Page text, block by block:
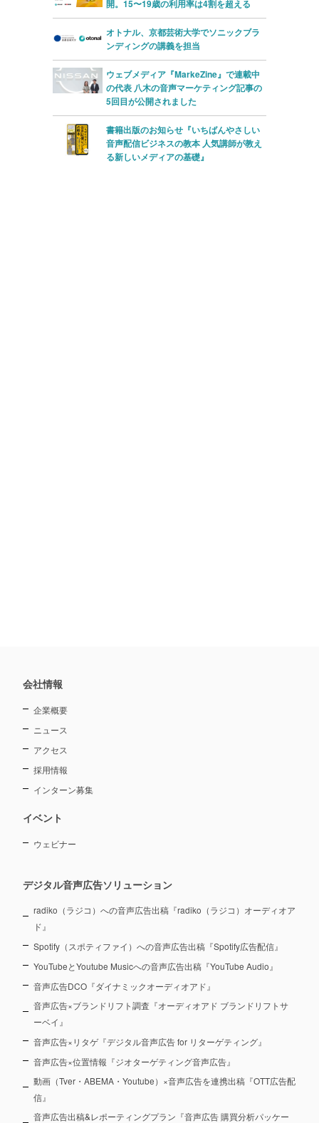
開。15〜19歳の利用率は4割を超える
オトナル、京都芸術大学でソニックブラ
ンディングの講義を担当
ウェブメディア『MarkeZine』で連載中
の代表 八木の音声マーケティング記事の
5回目が公開されました
書籍出版のお知らせ『いちばんやさしい
音声配信ビジネスの教本 人気講師が教え
る新しいメディアの基礎』
会社情報
企業概要
ニュース
アクセス
採用情報
インターン募集
イベント
ウェビナー
デジタル音声広告ソリューション
radiko（ラジコ）への音声広告出稿『radiko（ラジコ）オーディオア
ド』
Spotify（スポティファイ）への音声広告出稿『Spotify広告配信』
YouTubeとYoutube Musicへの音声広告出稿『YouTube Audio』
音声広告DCO『ダイナミックオーディオアド』
音声広告×ブランドリフト調査『オーディオアド ブランドリフトサ
ーベイ』
音声広告×リタゲ『デジタル音声広告 for リターゲティング』
音声広告×位置情報『ジオターゲティング音声広告』
動画（Tver・ABEMA・Youtube）×音声広告を連携出稿『OTT広告配
信』
音声広告出稿&レポーティングプラン『音声広告 購買分析パッケー